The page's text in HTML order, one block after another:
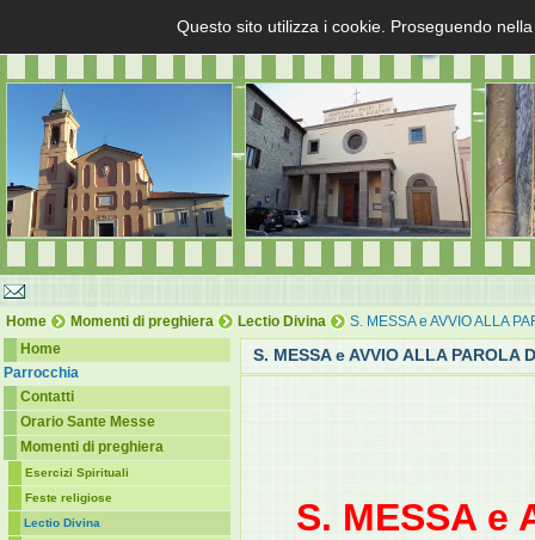
Home Momenti di preghiera Lectio Divina
S. MESSA e AVVIO ALLA
Home
Parrocchia
Contatti
Orario Sante Messe
Momenti di preghiera
Esercizi Spirituali
Feste religiose
Lectio Divina
S. MESSA e AVVIO ALLA PAROLA
S. MESSA e
Questo sito utilizza i cookie. Proseguendo